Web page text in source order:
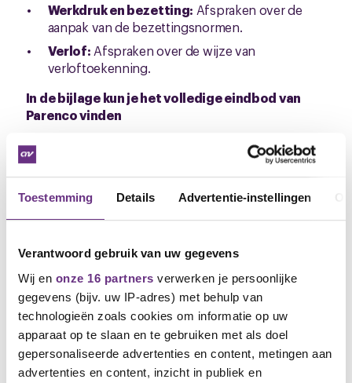
Toestemming Details Advertentie-instellingen
Verantwoord gebruik van uw gegevens
Wij en onze 16 partners verwerken je persoonlijke
gegevens (bijv. uw IP-adres) met behulp van
technologieën zoals cookies om informatie op uw
apparaat op te slaan en te gebruiken met als doel
gepersonaliseerde advertenties en content, metingen aan
advertenties en content, inzicht in publiek en
Werkdruk en bezetting: Afspraken over de
aanpak van de bezettingsnormen.
Verlof: Afspraken over de wijze van
verloftoekenning.
In de bijlage kun je het volledige eindbod van
Parenco vinden
Gezamenlijk negatief advies: Dit bod is
te mager
De delegaties van FNV en CNV leggen dit eindbod
met eenuitgesproken negatief adviesaan jullie
het uitsluiten van groepen werknemers bij de RVU-
regeling (terwijl ze er voorheen wel onder vielen) is
voor ons onacceptabel. Wij vinden dat jullie beter
verdienen.
Kom naar de bijeenkomsten en stem!